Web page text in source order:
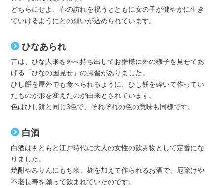
どちらにせよ、春の訪れを祝うとともに女の子が健やかに生き
ていけるようにとの願いが込められています。
ひなあられ
昔は、ひな人形を外へ持ち出してお雛様に外の様子を見せてあ
げる「ひなの国見せ」の風習がありました。
ひし餅を屋外でも食べられるように、ひし餅を砕いて作ってい
たものが形を変えたのが由来とされています。
色はひし餅と同じ3色で、それぞれの色の意味も同様です。
白酒
白酒はもともと江戸時代に大人の女性の飲み物として定番にな
りました。
焼酎やみりんにもち米、麹を加えて作られるお酒で、厄除けや
不老長寿を願って飲まれていたのです。